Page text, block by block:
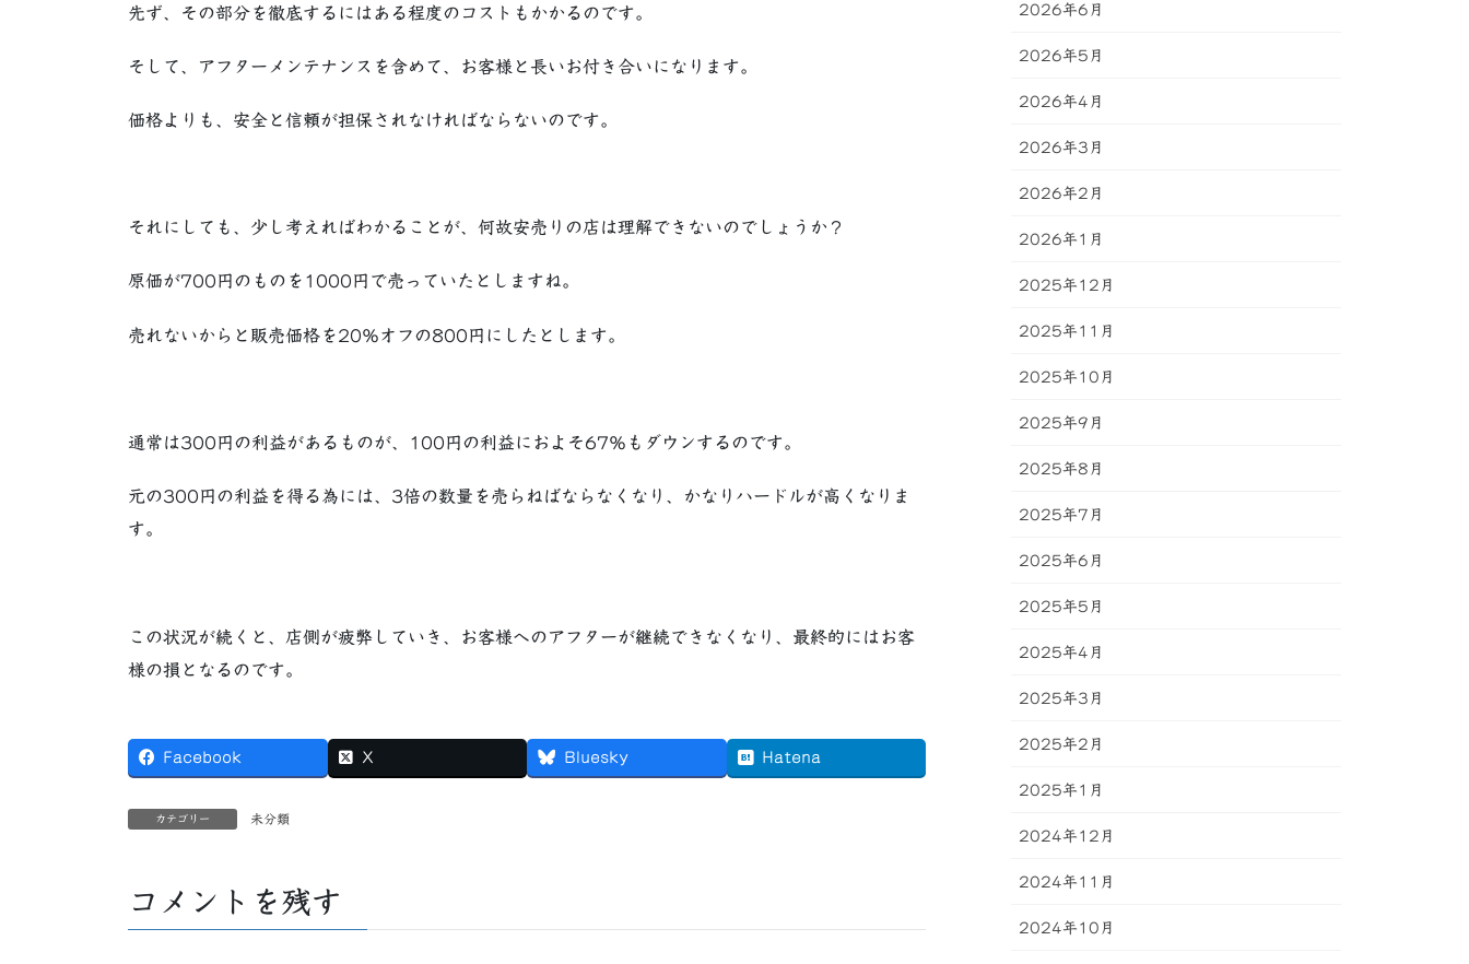
先ず、その部分を徹底するにはある程度のコストもかかるのです。
そして、アフターメンテナンスを含めて、お客様と長いお付き合いになります。
価格よりも、安全と信頼が担保されなければならないのです。
それにしても、少し考えればわかることが、何故安売りの店は理解できないのでしょうか？
原価が700円のものを1000円で売っていたとしますね。
売れないからと販売価格を20％オフの800円にしたとします。
通常は300円の利益があるものが、100円の利益におよそ67％もダウンするのです。
元の300円の利益を得る為には、3倍の数量を売らねばならなくなり、かなりハードルが高くなりま
す。
この状況が続くと、店側が疲弊していき、お客様へのアフターが継続できなくなり、最終的にはお客
様の損となるのです。
Facebook X Bluesky Hatena
カテゴリー 未分類
コメントを残す
2026年6月
2026年5月
2026年4月
2026年3月
2026年2月
2026年1月
2025年12月
2025年11月
2025年10月
2025年9月
2025年8月
2025年7月
2025年6月
2025年5月
2025年4月
2025年3月
2025年2月
2025年1月
2024年12月
2024年11月
2024年10月